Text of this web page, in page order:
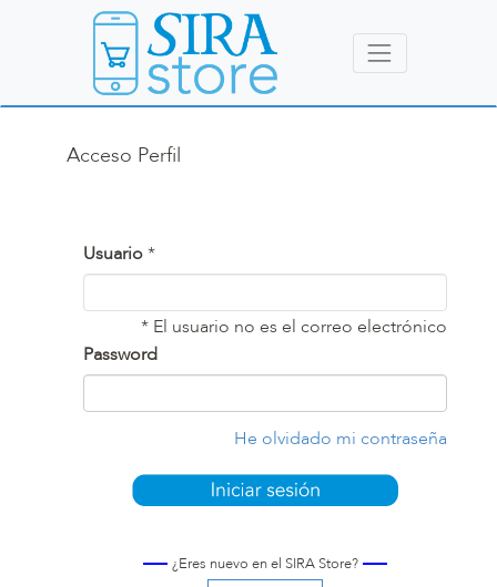
Acceso Perfil
Usuario*
* El usuario no es el correo electrónico
Password
He olvidado mi contraseña
¿Eres nuevo en el SIRA Store?